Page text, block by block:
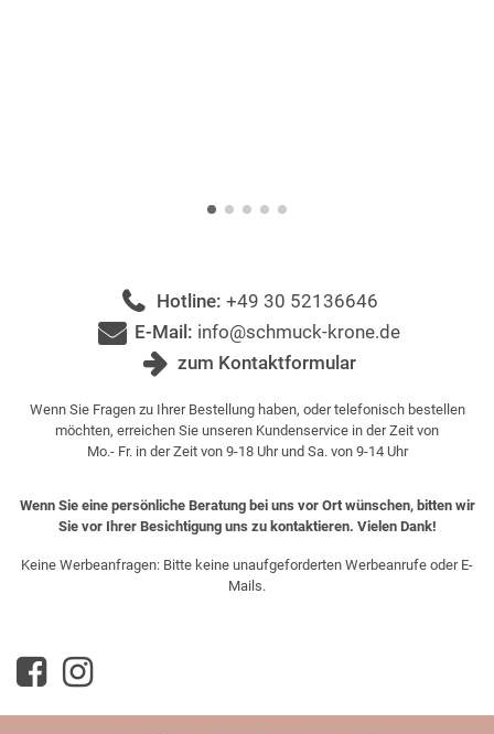
Hotline: +49 30 52136646
E-Mail: info@schmuck-krone.de
zum Kontaktformular
Wenn Sie Fragen zu Ihrer Bestellung haben, oder telefonisch bestellen
möchten, erreichen Sie unseren Kundenservice in der Zeit von
Mo.- Fr. in der Zeit von 9-18 Uhr und Sa. von 9-14 Uhr
Wenn Sie eine persönliche Beratung bei uns vor Ort wünschen, bitten wir
Sie vor Ihrer Besichtigung uns zu kontaktieren. Vielen Dank!
Keine Werbeanfragen: Bitte keine unaufgeforderten Werbeanrufe oder E-
Mails.